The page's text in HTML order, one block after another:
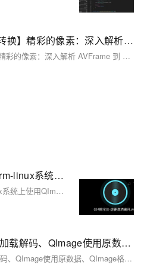
【ffmpeg 到Qt的图片格式转换】精彩的像素：深入解析 AVFrame 到 QImage 的转换
【ffmpeg 到Qt的图片格式转换】精彩的像素：深入解析 AVFrame 到 QImage 的转换
关于 Qt部署在RV1126的arm-linux系统上使用QImage缩放，drawXXXX缩放无效问题 的解决方法
关于 Qt部署在RV1126的arm-linux系统上使用QImage缩放，drawXXXX缩放无效问题 的解决方法
Qt实用技巧：测试QImage加载解码、QImage使用原数据、QImage格式转换等等的时间消耗
Qt实用技巧：测试QImage加载解码、QImage使用原数据、QImage格式转换等等的时间消耗